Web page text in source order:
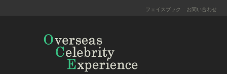
フェイスブック お問い合わせ